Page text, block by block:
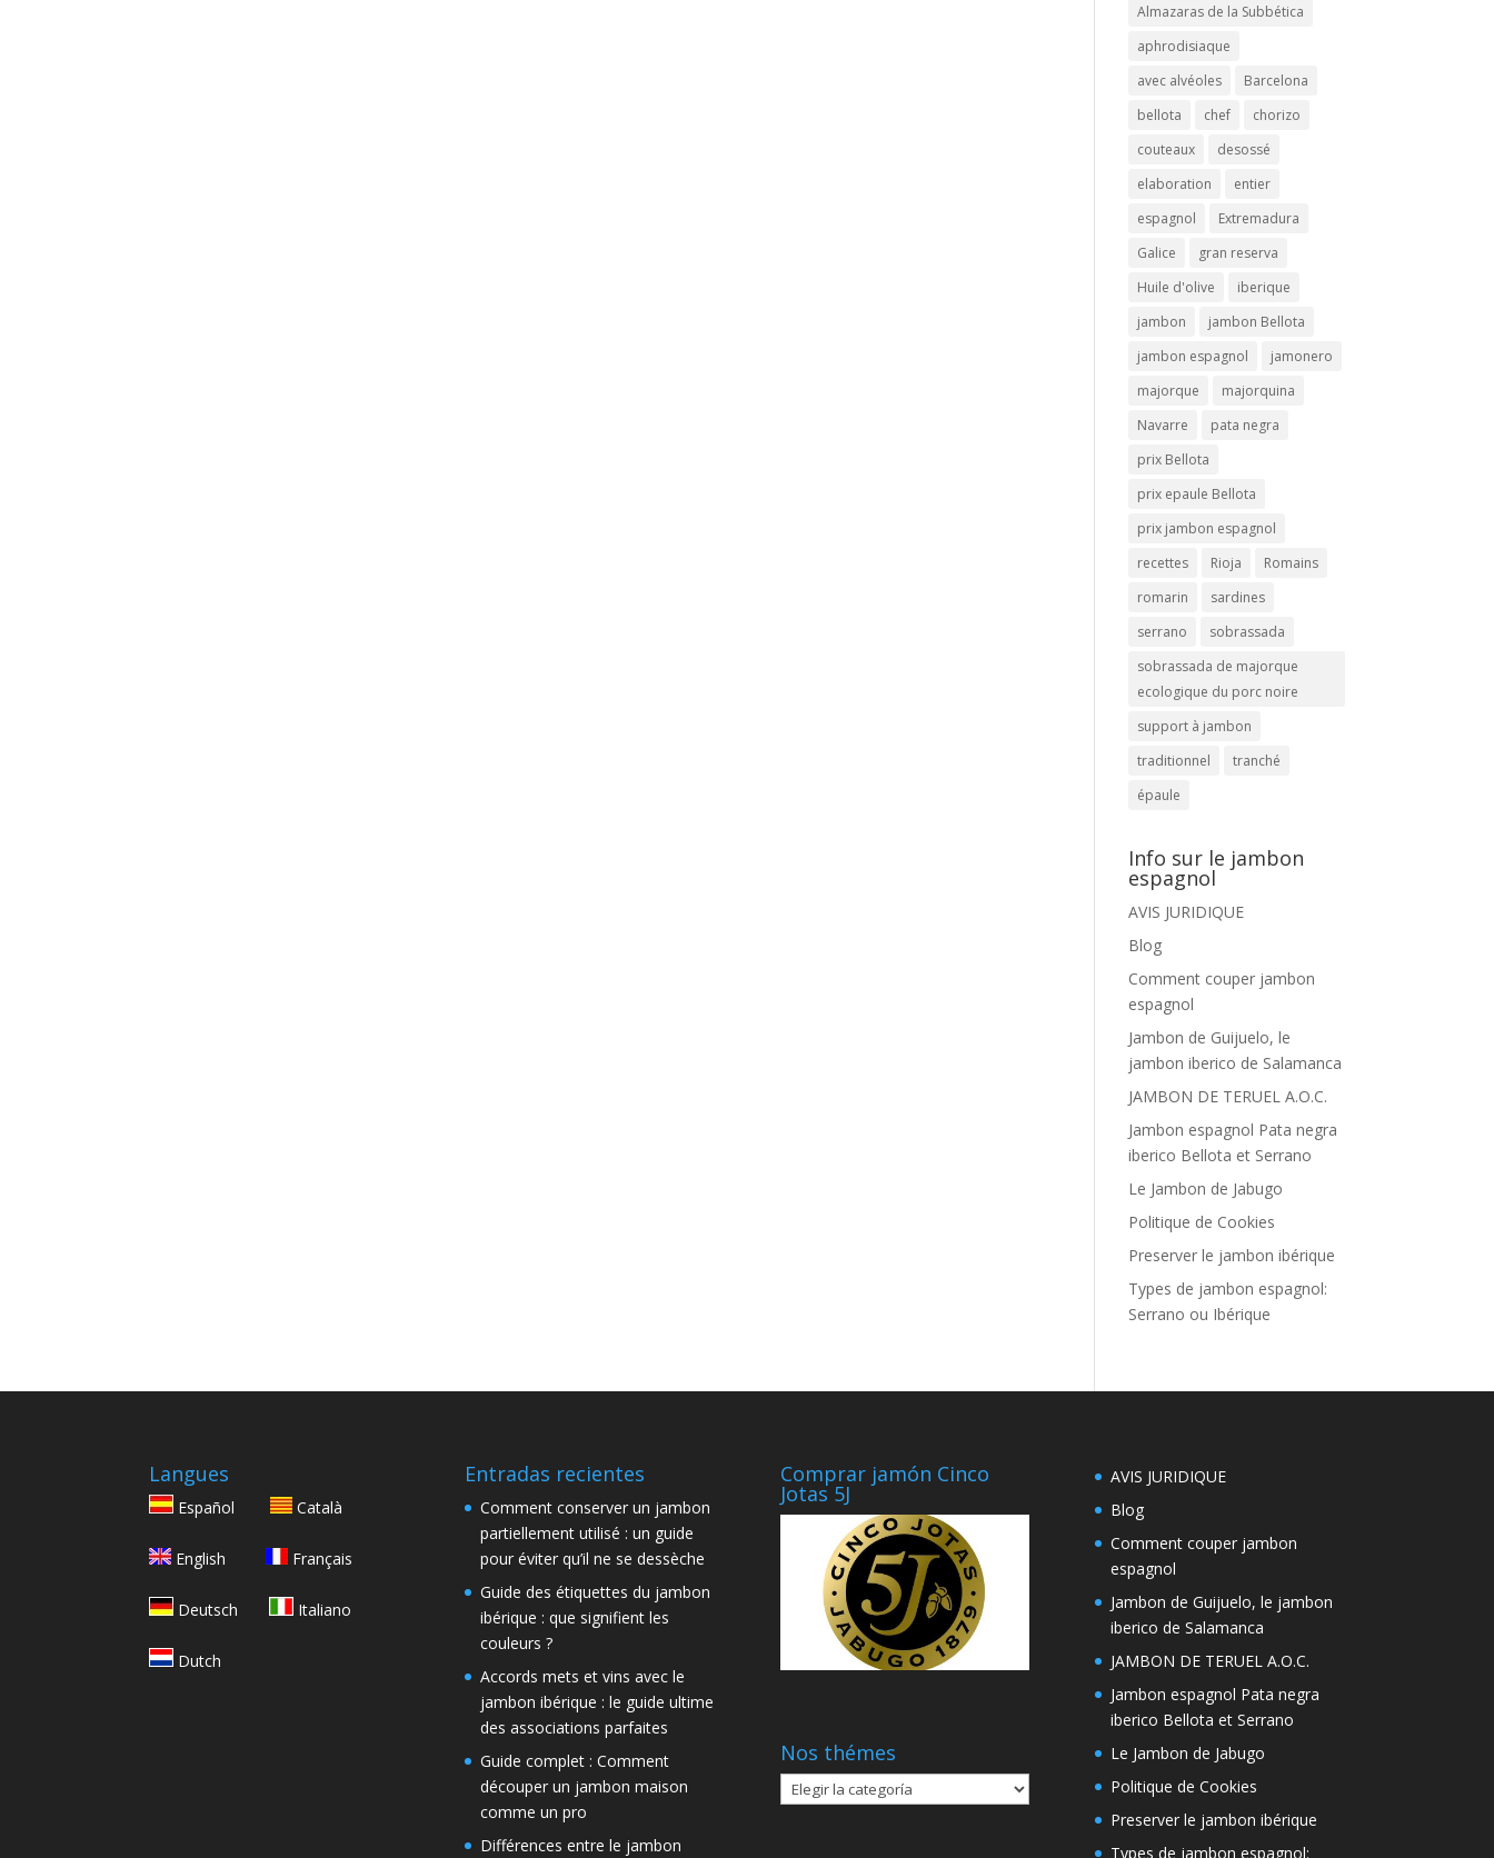
Almazaras de la Subbética
aphrodisiaque
avec alvéoles
Barcelona
bellota
chef
chorizo
couteaux
desossé
elaboration
entier
espagnol
Extremadura
Galice
gran reserva
Huile d'olive
iberique
jambon
jambon Bellota
jambon espagnol
jamonero
majorque
majorquina
Navarre
pata negra
prix Bellota
prix epaule Bellota
prix jambon espagnol
recettes
Rioja
Romains
romarin
sardines
serrano
sobrassada
sobrassada de majorque
ecologique du porc noire
support à jambon
traditionnel
tranché
épaule
Info sur le jambon
espagnol
AVIS JURIDIQUE
Blog
Comment couper jambon
espagnol
Jambon de Guijuelo, le
jambon iberico de Salamanca
JAMBON DE TERUEL A.O.C.
Jambon espagnol Pata negra
iberico Bellota et Serrano
Le Jambon de Jabugo
Politique de Cookies
Preserver le jambon ibérique
Types de jambon espagnol:
Serrano ou Ibérique
Langues
Español Català
English Français
Deutsch Italiano
Dutch
Entradas recientes
Comment conserver un jambon
partiellement utilisé : un guide
pour éviter qu’il ne se dessèche
Guide des étiquettes du jambon
ibérique : que signifient les
couleurs ?
Accords mets et vins avec le
jambon ibérique : le guide ultime
des associations parfaites
Guide complet : Comment
découper un jambon maison
comme un pro
Différences entre le jambon
Comprar jamón Cinco
Jotas 5J
Nos thémes
Nos
thémes
AVIS JURIDIQUE
Blog
Comment couper jambon
espagnol
Jambon de Guijuelo, le jambon
iberico de Salamanca
JAMBON DE TERUEL A.O.C.
Jambon espagnol Pata negra
iberico Bellota et Serrano
Le Jambon de Jabugo
Politique de Cookies
Preserver le jambon ibérique
Types de jambon espagnol: